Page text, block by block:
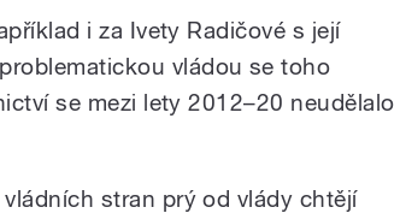
i za Ivety Radičové s její
vládou se toho
se mezi lety 2012–20 neudělalo
vládních stran prý od vlády chtějí